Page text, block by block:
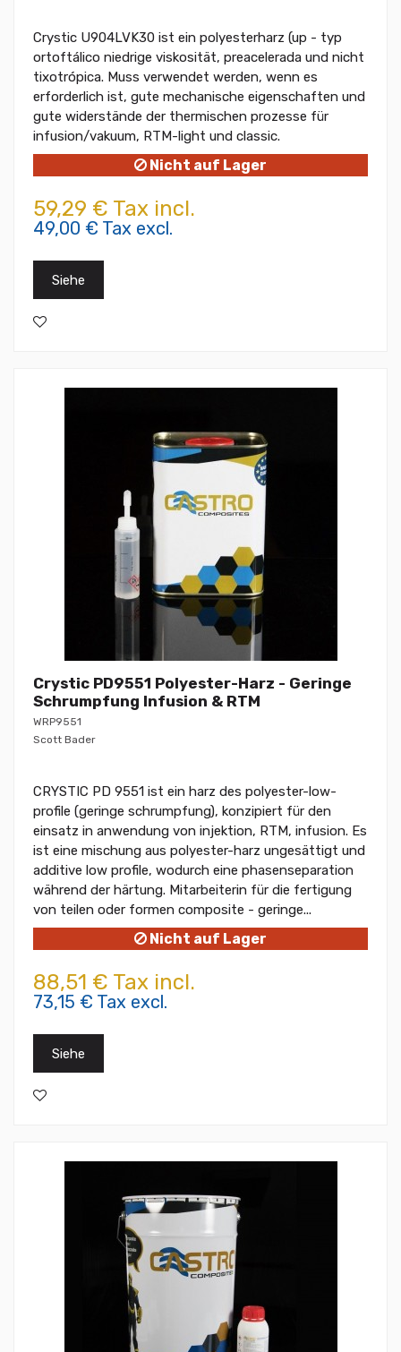
Crystic U904LVK30 ist ein polyesterharz (up - typ
ortoftálico niedrige viskosität, preacelerada und nicht
tixotrópica. Muss verwendet werden, wenn es
erforderlich ist, gute mechanische eigenschaften und
gute widerstände der thermischen prozesse für
infusion/vakuum, RTM-light und classic.
Nicht auf Lager
59,29 € Tax incl.
49,00 € Tax excl.
Siehe
Crystic PD9551 Polyester-Harz - Geringe
Schrumpfung Infusion & RTM
WRP9551
Scott Bader
CRYSTIC PD 9551 ist ein harz des polyester-low-
profile (geringe schrumpfung), konzipiert für den
einsatz in anwendung von injektion, RTM, infusion. Es
ist eine mischung aus polyester-harz ungesättigt und
additive low profile, wodurch eine phasenseparation
während der härtung. Mitarbeiterin für die fertigung
von teilen oder formen composite - geringe...
Nicht auf Lager
88,51 € Tax incl.
73,15 € Tax excl.
Siehe